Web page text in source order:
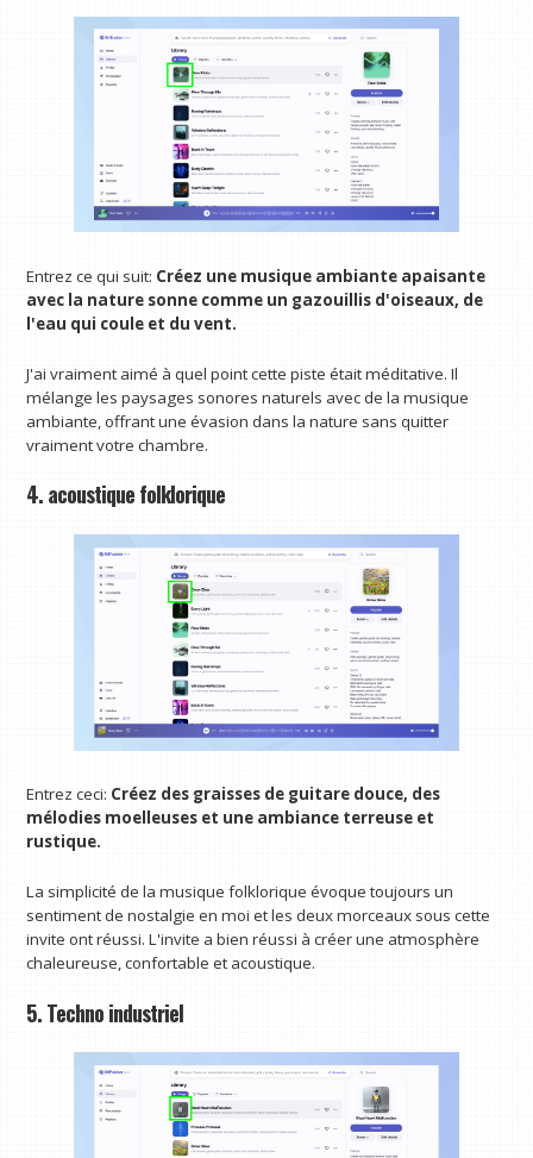
Entrez ce qui suit: Créez une musique ambiante apaisante
avec la nature sonne comme un gazouillis d'oiseaux, de
l'eau qui coule et du vent.
J'ai vraiment aimé à quel point cette piste était méditative. Il
mélange les paysages sonores naturels avec de la musique
ambiante, offrant une évasion dans la nature sans quitter
vraiment votre chambre.
4. acoustique folklorique
Entrez ceci: Créez des graisses de guitare douce, des
mélodies moelleuses et une ambiance terreuse et
rustique.
La simplicité de la musique folklorique évoque toujours un
sentiment de nostalgie en moi et les deux morceaux sous cette
invite ont réussi. L'invite a bien réussi à créer une atmosphère
chaleureuse, confortable et acoustique.
5. Techno industriel